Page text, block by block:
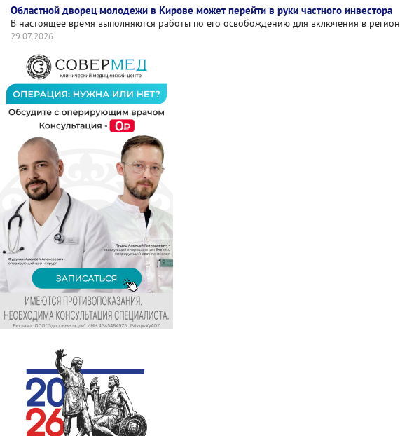
Областной дворец молодежи в Кирове может перейти в руки частного инвестора
В настоящее время выполняются работы по его освобождению для включения в
29.07.2026